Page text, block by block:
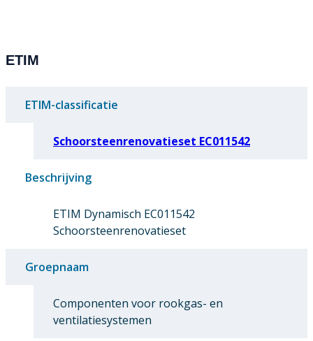
ETIM
ETIM-classificatie
Schoorsteenrenovatieset EC011542
Beschrijving
ETIM Dynamisch EC011542
Schoorsteenrenovatieset
Groepnaam
Componenten voor rookgas- en
ventilatiesystemen